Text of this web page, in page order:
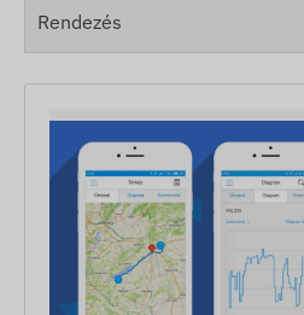
Rendezés